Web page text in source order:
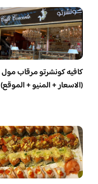
كافيه كونشرتو مرقاب مول
(الاسعار + المنيو + الموقع)